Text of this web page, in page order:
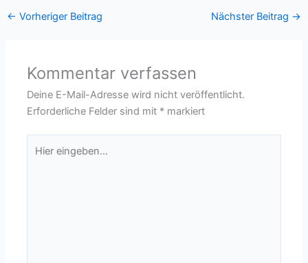
← Vorheriger Beitrag Nächster Beitrag →
Kommentar verfassen
Deine E-Mail-Adresse wird nicht veröffentlicht.
Erforderliche Felder sind mit * markiert
eingeben…